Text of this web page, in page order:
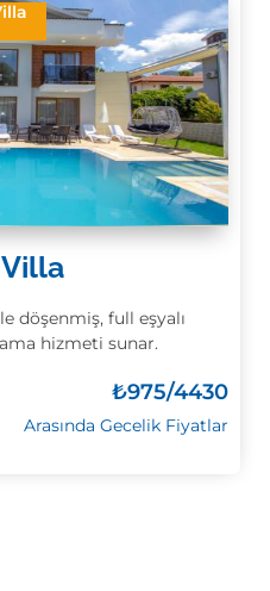
döşenmiş, full eşyalı
hizmeti sunar.
₺975/4430
Arasında Gecelik Fiyatlar